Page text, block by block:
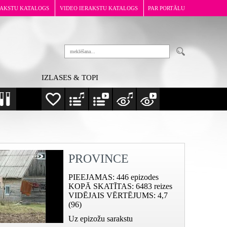
KATALOGS VIDEO IERAKSTU KATALOGS PAR PORTĀLU
IZLASES & TOPI
PROVINCE
PIEEJAMAS: 446 epizodes
KOPĀ SKATĪTAS: 6483 reizes
VIDĒJAIS VĒRTĒJUMS: 4,7
(96)
Uz epizožu sarakstu